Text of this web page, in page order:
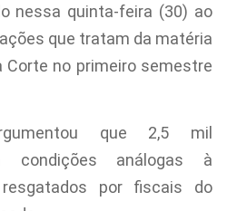
nessa quinta-feira (30) ao
que tratam da matéria
Corte no primeiro semestre
que 2,5 mil
condições análogas à
por fiscais do